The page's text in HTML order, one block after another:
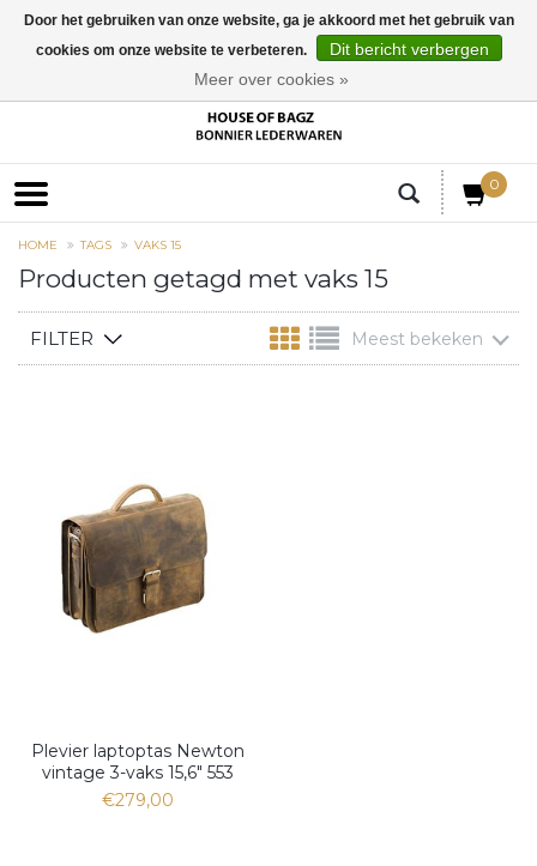
0
HOME TAGS VAKS 15
Producten getagd met vaks 15
FILTER Meest bekeken
Plevier laptoptas Newton
vintage 3-vaks 15,6" 553
€279,00
Door het gebruiken van onze website, ga je akkoord met het gebruik van
cookies om onze website te verbeteren.
Dit bericht verbergen
Meer over cookies »